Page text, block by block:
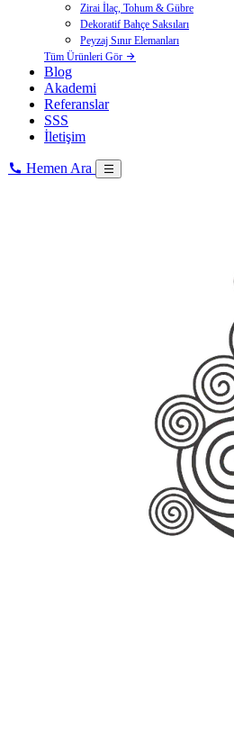
Zirai İlaç, Tohum & Gübre
Dekoratif Bahçe Saksıları
Peyzaj Sınır Elemanları
Tüm Ürünleri Gör
Blog
Akademi
Referanslar
SSS
İletişim
Hemen Ara